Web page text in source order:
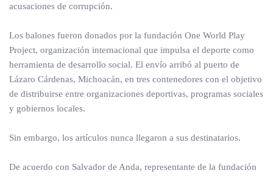
acusaciones de corrupción.
Los balones fueron donados por la fundación One World Play
Project, organización internacional que impulsa el deporte como
herramienta de desarrollo social. El envío arribó al puerto de
Lázaro Cárdenas, Michoacán, en tres contenedores con el objetivo
de distribuirse entre organizaciones deportivas, programas sociales
y gobiernos locales.
Sin embargo, los artículos nunca llegaron a sus destinatarios.
De acuerdo con Salvador de Anda, representante de la fundación